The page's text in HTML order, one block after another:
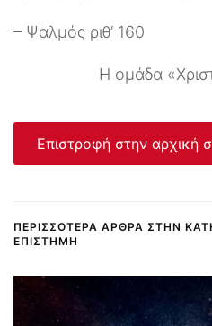
– Ψαλμός ριθ’ 160
Η ομάδα
Επιστροφή στην αρχική
ΠΕΡΙΣΣΌΤΕΡΑ ΆΡΘΡΑ ΣΤΗΝ
ΕΠΙΣΤΉΜΗ